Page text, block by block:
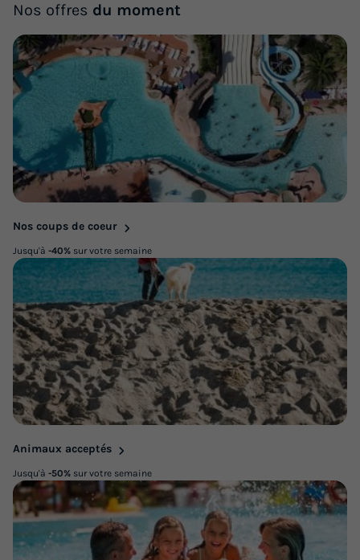
Nos offres du moment
Nos coups de coeur
Jusqu'à -40% sur votre semaine
Animaux acceptés
Jusqu'à -50% sur votre semaine